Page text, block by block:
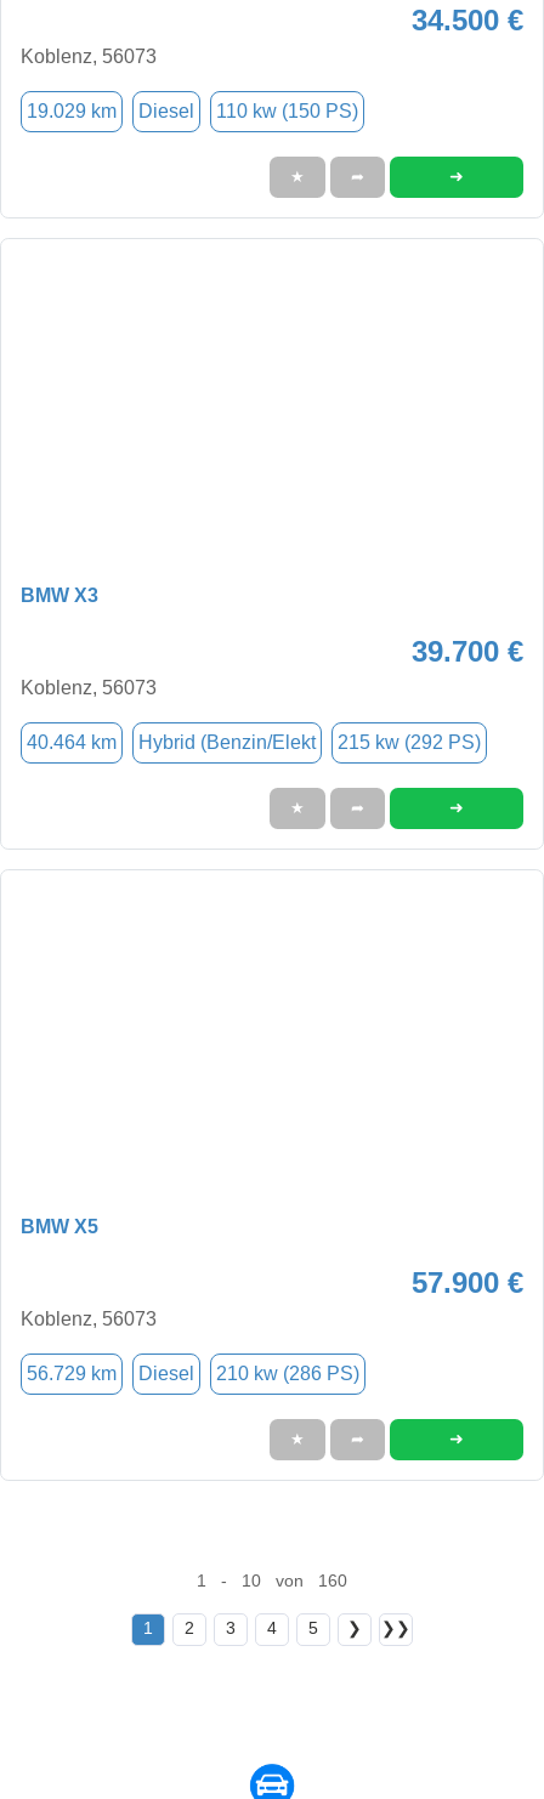
34.500 €
Koblenz, 56073
19.029 km Diesel 110 kw (150 PS)
★ ➦ ➜
BMW X3
39.700 €
Koblenz, 56073
40.464 km Hybrid (Benzin/Elekt 215 kw (292 PS)
★ ➦ ➜
BMW X5
57.900 €
Koblenz, 56073
56.729 km Diesel 210 kw (286 PS)
★ ➦ ➜
1 - 10 von 160
1 2 3 4 5 ❯ ❯❯